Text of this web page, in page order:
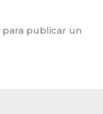
para publicar un